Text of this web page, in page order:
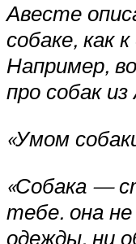
Авесте
собаке, как
Например,
про собак
«Умом
«Собака —
тебе. она
одежды, ни